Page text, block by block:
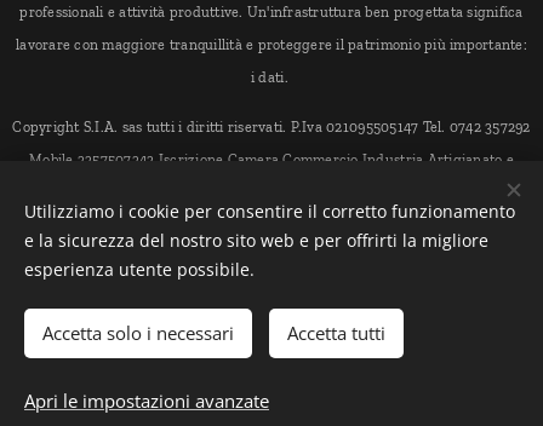
Aggiungi al carrello
professionali e attività produttive. Un'infrastruttura ben progettata significa
lavorare con maggiore tranquillità e proteggere il patrimonio più importante:
i dati.
Copyright S.I.A. sas tutti i diritti riservati. P.Iva 021095505147 Tel. 0742 357292
Mobile 3357507343 Iscrizione Camera Commercio Industria Artigianato e
Agricoltura di Perugia, sede legale Foligno PG Via Marchisiellio 72/74 cap
06034 - indirizzo PEC < siasistemi@pec.it > Numero REA PG-179925
Creato conWebnode Cookies
Utilizziamo i cookie per consentire il corretto funzionamento
e la sicurezza del nostro sito web e per offrirti la migliore
esperienza utente possibile.
Accetta solo i necessari Accetta tutti
Apri le impostazioni avanzate